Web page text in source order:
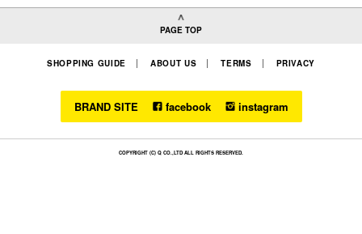
この商品に使用している素材は、摩擦や汗・雨水・湿気等により、色落ち・
色褪せ・移染・変質する場合があります。また日光や蛍光灯の紫外線等で変
PAGE TOP
SHOPPING GUIDE ABOUT US TERMS PRIVACY
BRAND SITE facebook instagram
COPYRIGHT (C) Q CO.,LTD ALL RIGHTS RESERVED.